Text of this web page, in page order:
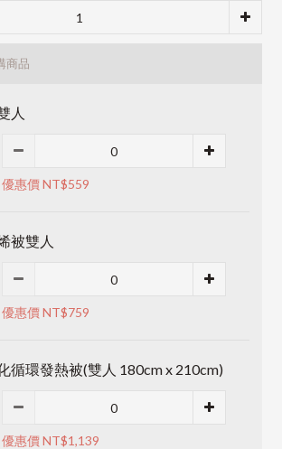
商品
人
優惠價 NT$559
被雙人
優惠價 NT$759
循環發熱被(雙人 180cm x 210cm)
優惠價 NT$1,139